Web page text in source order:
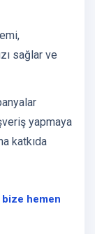
sağlar ve
yapmaya
katkıda
bize hemen